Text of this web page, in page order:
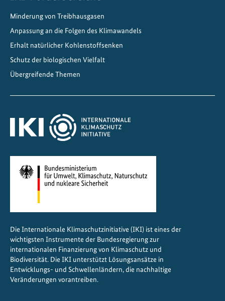
Minderung von Treibhausgasen
Anpassung an die Folgen des Klimawandels
Erhalt natürlicher Kohlenstoffsenken
Schutz der biologischen Vielfalt
Übergreifende Themen
Die Internationale Klimaschutzinitiative (IKI) ist eines der
wichtigsten Instrumente der Bundesregierung zur
internationalen Finanzierung von Klimaschutz und
Biodiversität. Die IKI unterstützt Lösungsansätze in
Entwicklungs- und Schwellenländern, die nachhaltige
Veränderungen vorantreiben.